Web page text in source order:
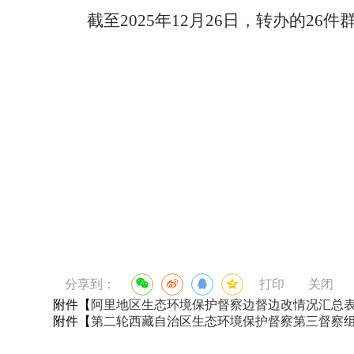
截至2025年12月26日，转办的26件
分享到： 打印
关闭
附件【 阿里地区生态环境保护督察边督边改情况汇总
附件【第二轮西藏自治区生态环境保护督察第三督察